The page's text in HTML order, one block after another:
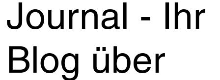
Journal - Ihr
Blog über